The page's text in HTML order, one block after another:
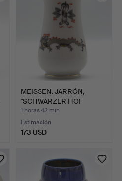
MEISSEN. JARRÓN,
"SCHWARZER HOF
DRACHE", C…
1 horas 42 min
Estimación
173 USD